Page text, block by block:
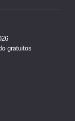
gratuitos